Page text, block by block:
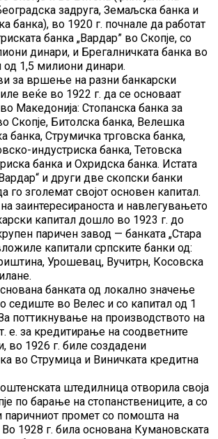
задруга, Земаљска банка и
банка), во 1920 г. почнале да работат
банка „Вардар” во Скопје, со
динари, и Брегалничката банка во
од 1,5 милиони динари.
за вршење на разни банкарски
веќе во 1922 г. да се основаат
Македонија: Стопанска банка за
Скопје, Битолска банка, Велешка
банка, Струмичка трговска банка,
индустриска банка, Тетовска
банка и Охридска банка. Истата
и други две скопски банки
го зголемат својот основен капитал.
заинтересираноста и навлегувањето
капитал дошло во 1923 г. до
паричен завод — банката „Стара
капитали српските банки од:
Урошевац, Вучитрн, Косовска
банката од локално значење
седиште во Велес и со капитал од 1
поттикнување на производството на
е. за кредитирање на соодветните
во 1926 г. биле создадени
во Струмица и Виничката кредитна
штедилница отворила своја
по барање на стопанствениците, а со
паричниот промет со помошта на
1928 г. била основана Кумановската